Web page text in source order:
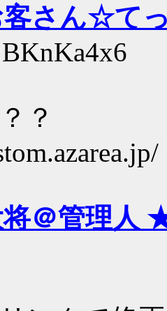
客さん☆て
？
将＠管理人